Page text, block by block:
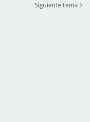
Siguiente tema